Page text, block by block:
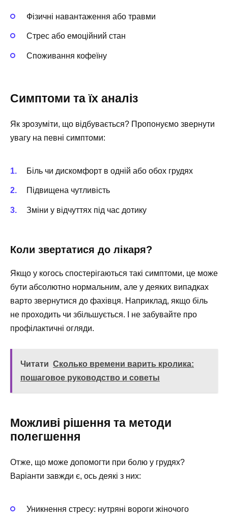
Фізичні навантаження або травми
Стрес або емоційний стан
Споживання кофеїну
Симптоми та їх аналіз
Як зрозуміти, що відбувається? Пропонуємо звернути
увагу на певні симптоми:
Біль чи дискомфорт в одній або обох грудях
Підвищена чутливість
Зміни у відчуттях під час дотику
Коли звертатися до лікаря?
Якщо у когось спостерігаються такі симптоми, це може
бути абсолютно нормальним, але у деяких випадках
варто звернутися до фахівця. Наприклад, якщо біль
не проходить чи збільшується. І не забувайте про
профілактичні огляди.
Читати Сколько времени варить кролика:
пошаговое руководство и советы
Можливі рішення та методи
полегшення
Отже, що може допомогти при болю у грудях?
Варіанти завжди є, ось деякі з них:
Уникнення стресу: нутряні вороги жіночого